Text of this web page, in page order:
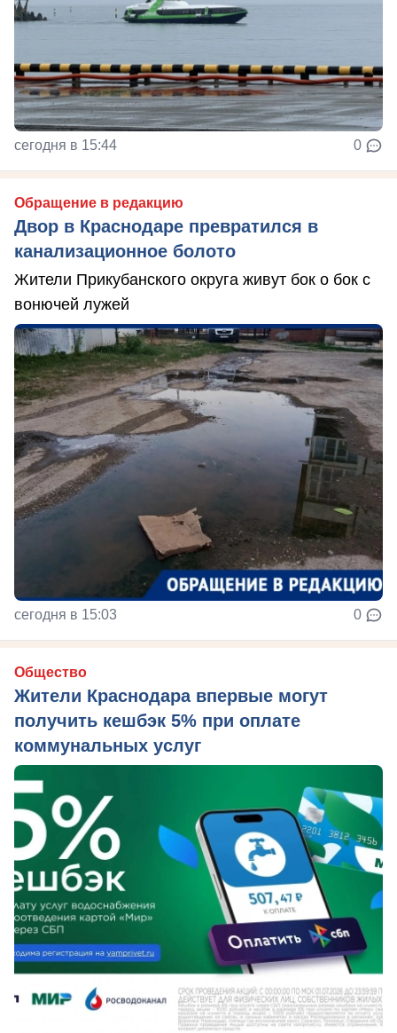
сегодня в 15:44 0
Обращение в редакцию
Двор в Краснодаре превратился в
канализационное болото
Жители Прикубанского округа живут бок о бок с
вонючей лужей
сегодня в 15:03 0
Общество
Жители Краснодара впервые могут
получить кешбэк 5% при оплате
коммунальных услуг